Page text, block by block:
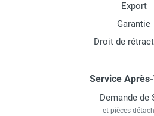
Export
Garantie
Droit de
Service
Demande de
et pièces